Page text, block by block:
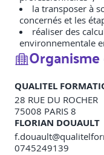
la transposer à
concernés et les
réaliser des
environnementale
QUALITEL
28 RUE DU ROCHER
75008 PARIS 8
FLORIAN DOUAULT
0745249139